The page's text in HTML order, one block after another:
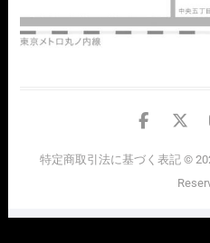
特定商取引法に基づく表記©